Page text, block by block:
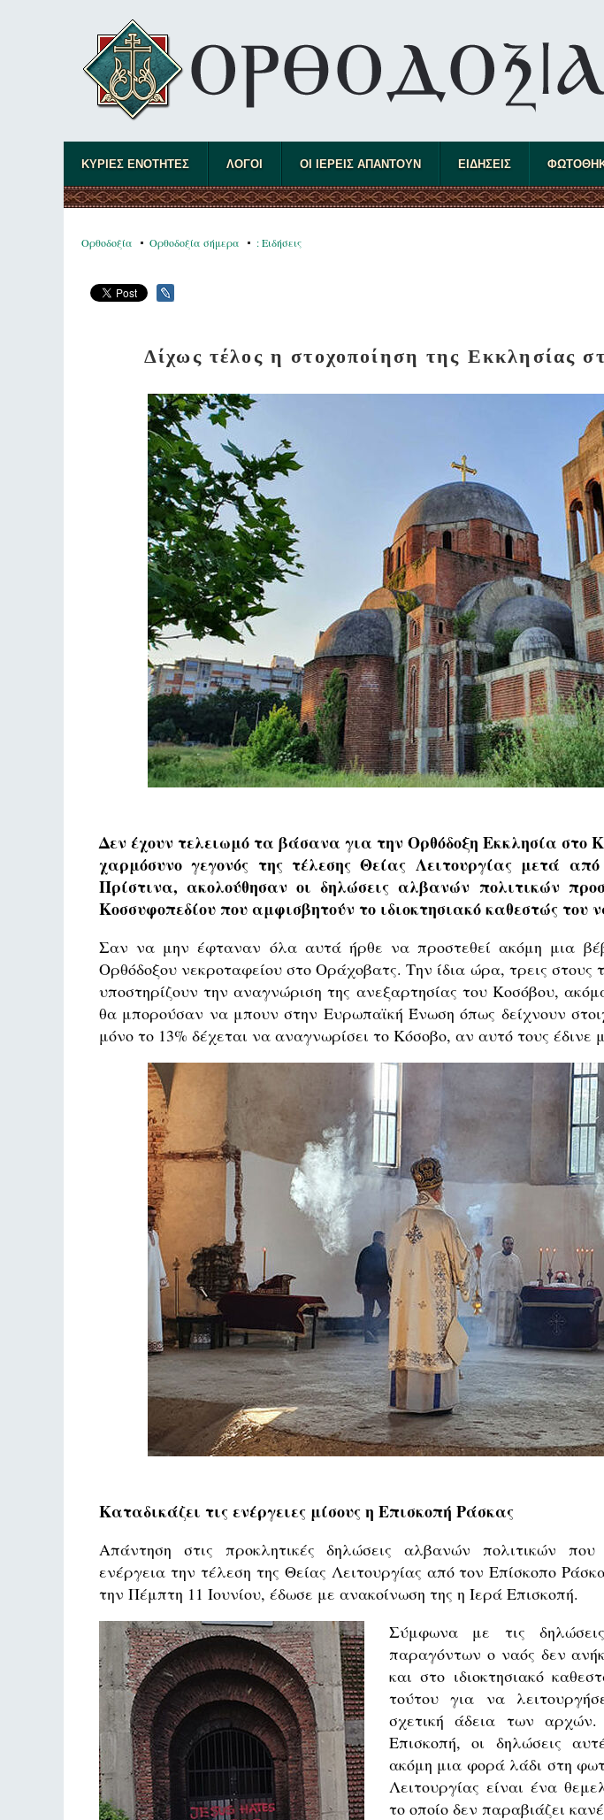
ΚΥΡΙΕΣ ΕΝΟΤΗΤΕΣ ΛΟΓΟΙ ΟΙ ΙΕΡΕΙΣ ΑΠΑΝΤΟΥΝ ΕΙΔΗΣΕΙΣ
Ορθοδοξία Ορθοδοξία σήμερα : Ειδήσεις
Δίχως τέλος η στοχοποίηση της Εκκλησίας
Δεν έχουν τελειωμό τα βάσανα για την Ορθόδοξη Εκκλησία στο
χαρμόσυνο γεγονός της τέλεσης Θείας Λειτουργίας μετά
Πρίστινα, ακολούθησαν οι δηλώσεις αλβανών πολιτικών
Κοσσυφοπεδίου που αμφισβητούν το ιδιοκτησιακό καθεστώς του
Σαν να μην έφταναν όλα αυτά ήρθε να προστεθεί ακόμη μια
Ορθόδοξου νεκροταφείου στο Οράχοβατς. Την ίδια ώρα, τρεις στους
υποστηρίζουν την αναγνώριση της ανεξαρτησίας του Κοσόβου,
θα μπορούσαν να μπουν στην Ευρωπαϊκή Ένωση όπως δείχνουν
μόνο το 13% δέχεται να αναγνωρίσει το Κόσοβο, αν αυτό τους έδινε
Καταδικάζει τις ενέργειες μίσους η Επισκοπή Ράσκας
Απάντηση στις προκλητικές δηλώσεις αλβανών πολιτικών
ενέργεια την τέλεση της Θείας Λειτουργίας από τον Επίσκοπο
την Πέμπτη 11 Ιουνίου, έδωσε με ανακοίνωση της η Ιερά Επισκοπή.
Σύμφωνα με τις
παραγόντων ο ναός δεν
και στο ιδιοκτησιακό
τούτου για να
σχετική άδεια των
Επισκοπή, οι δηλώσεις
ακόμη μια φορά λάδι στη
Λειτουργίας είναι ένα
το οποίο δεν παραβιάζει